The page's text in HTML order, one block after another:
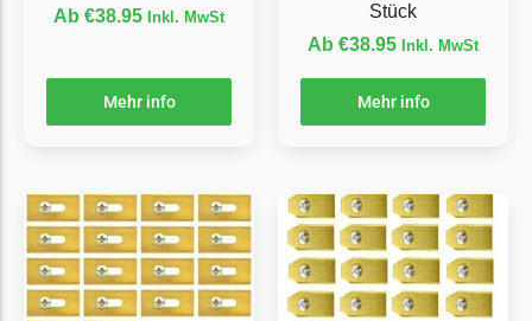
Begrenzungsdraht
Lizard Messer
Begrenzungsdraht
LUX-Tools Messer
Begrenzungsdraht
Mammotion
Ab €38.95 Inkl. MwSt
Mehr info
Stück
Ab €38.95 Inkl. MwSt
Mehr info